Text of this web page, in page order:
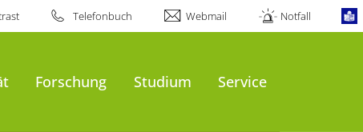
Telefonbuch Webmail Notfall
Forschung Studium Service